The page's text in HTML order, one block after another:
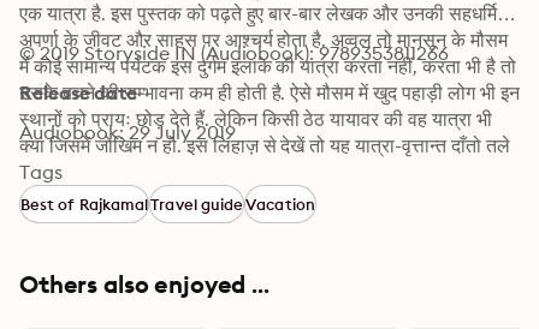
एक यात्रा है. इस पुस्तक को पढ़ते हुए बार-बार लेखक और उनकी सहधर्मिणी
अपर्णा के जीवट और साहस पर आश्चर्य होता है. अव्वल तो मानसून के मौसम
में कोई सामान्य पर्यटक इस दुर्गम इलाके की यात्रा करता नहीं, करता भी है तो
उसके बचने की सम्भावना कम ही होती है. ऐसे मौसम में खुद पहाड़ी लोग भी इन
स्थानों को प्रायः छोड़ देते हैं. लेकिन किसी ठेठ यायावर की वह यात्रा भी
क्या जिसमें जोखिम न हो. इस लिहाज़ से देखें तो यह यात्रा-वृत्तान्त दाँतो तले
ऊँगली दबाने पर मजबूर करने वाला है. यात्रा में संकट कम नहीं है. भूकम्प
आता है, ग्लेशियर दरक उठते हैं. कई बार तो स्थानीय सहयोगी भी हताश हो
जाते हैं और इसके लिए लेखक की नास्तिकता को दोष देते हैं. फिर भी यह
हज़ारों फीट ऊँचाई पर खिलने वाले ब्रह्मकमल, नीलकमल और फेनकमल
जैसे दुर्लभ फूलों के भी साक्षात् दर्शन करा देती है.
© 2019 Storyside IN (Audiobook): 9789353811266
Release date
Audiobook: 29 July 2019
Tags
Best of RajkamalTravel guideVacation
Others also enjoyed ...